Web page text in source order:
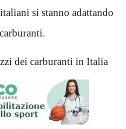
si stanno adattando
dei carburanti in Italia